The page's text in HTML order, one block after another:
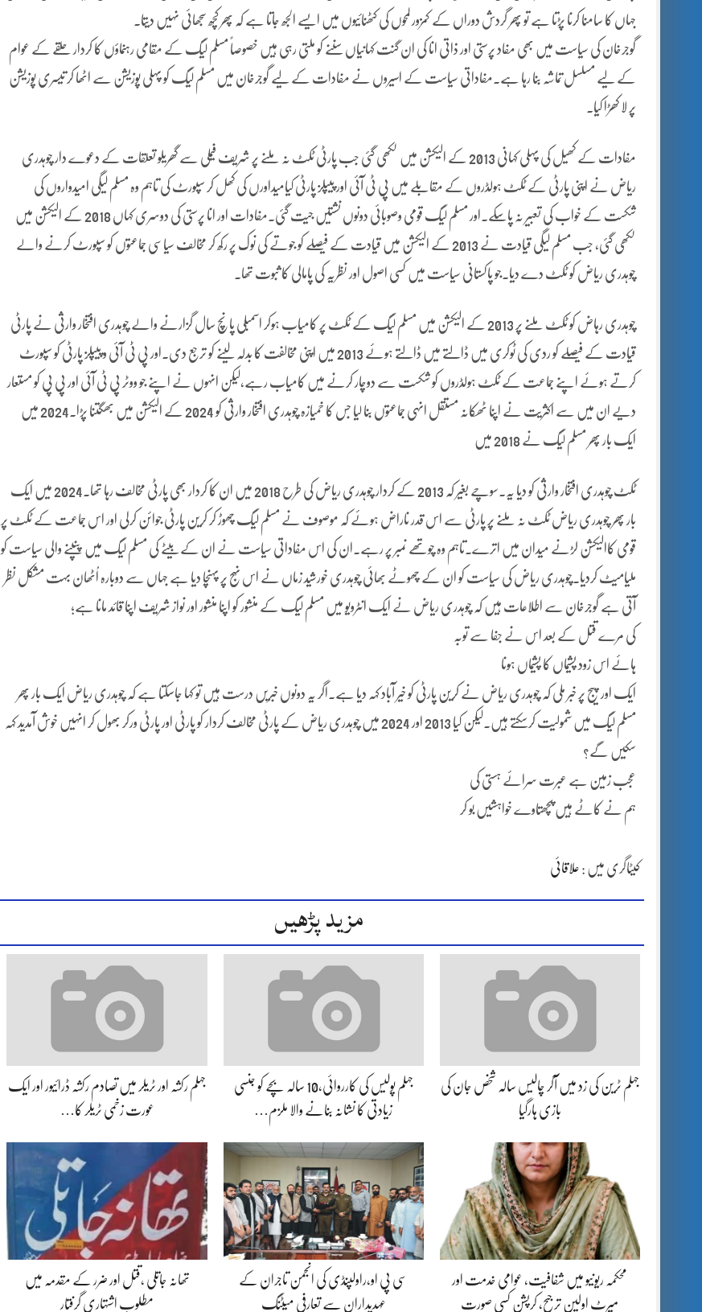
جہاں کا سامنا کرنا پڑتا ہے تو پھر گردش دوراں کے کمزور لمحوں کی کٹھنائیوں میں ایسے الجھ جاتا ہے کہ پھر کچھ سجھائی نہیں دیتا۔
گوجرخان کی سیاست میں بھی مفاد پرستی اور ذاتی انا کی ان گنت کہانیاں سننے کو ملتی رہی ہیں خصوصاً مسلم لیگ کے مقامی رہنماؤں کا کردار حلقے کے عوام
کے لیے مسلسل تماشہ بنا رہا ہے۔مفاداتی سیاست کے اسیروں نے مفادات کے لیے گوجرخان میں مسلم لیگ کو پہلی پوزیشن سے اٹھا کر تیسری پوزیشن
پر لا کھڑا کیا۔
مفادات کے کھیل کی پہلی کہانی 2013 کے الیکشن میں لکھی گئی جب پارٹی ٹکٹ نہ ملنے پر شریف فیملی سے گھریلو تعلقات کے دعوے دار چوہدری
ریاض نے اپنی پارٹی کے ٹکٹ ہولڈروں کے مقابلے میں پی ٹی آئی اور پیپلز پارٹی کیامیداورں کی کھل کر سپورٹ کی تاہم وہ مسلم لیگی امیدواروں کی
شکست کے خواب کی تعبیر نہ پاسکے۔اور مسلم لیگ قومی وصوبائی دونوں نشتیں جیت گئی۔مفادات اور انا پرستی کی دوسری کہاں 2018 کے الیکشن میں
لکھی گئی، جب مسلم لیگی قیادت نے 2013 کے الیکشن میں قیادت کے فیصلے کو جوتے کی نوک پر رکھ کر مخالف سیاسی جماعتوں کو سپورٹ کرنے والے
چوہدری ریاض کو ٹکٹ دے دیا۔جو پاکستانی سیاست میں کسی اصول اور نظریہ کی پامالی کا ثبوت تھا۔
چوہدری رہاض کو ٹکٹ ملنے پر 2013 کے الیکشن میں مسلم لیگ کے ٹکٹ پر کامیاب ہوکر اسمبلی پانچ سال گزارنے والے چوہدری افتخار وارثی نے پارٹی
قیادت کے فیصلے کو ردی کی ٹوکری میں ڈالتے میں ڈالتے ہوئے 2013 میں اپنی مخالفت کا بدلہ لینے کو ترجع دی۔اور پی ٹی آئی و پیپلز پارٹی کو سپورٹ
کرتے ہوئے اپنے جماعت کے ٹکٹ ہولڈروں کو شکست سے دوچار کرنے میں کامیاب رہے،لیکن انہوں نے اپنے جو ووٹر پی ٹی آئی اور پی پی کو مستعار
دیے ان میں سے اکثریت نے اپنا ٹھکانہ مستقل انہی جماعتوں بنا لیا جس کا خمیازہ چوہدری افتخار وارثی کو 2024 کے الیکشن میں بھگتنا پڑا۔2024 میں
ایک بار پھر مسلم لیگ نے 2018 میں
ٹکٹ چوہدری افتخار وارثی کو دیا یہ۔سوچے بغیر کہ 2013 کے کردار چوہدری ریاض کی طرح 2018 میں ان کا کردار بھی پارٹی مخالف رہا تھا۔2024 میں ایک
بار پھر چوہدری ریاض ٹکٹ نہ ملنے پر پارٹی سے اس قدر ناراض ہوئے کہ موصوف نے مسلم لیگ چھوڑ کر کرین پارٹی جوائن کرلی اور اس جماعت کے ٹکٹ پر
قومی کاالیکشن لڑنے میدان میں اترے۔تاہم وہ چوتھے نمبر پر رہے۔ان کی اس مفاداتی سیاست نے ان کے بیٹے کی مسلم لیگ میں پنپنے والی سیاست کو
ملیامیٹ کردیا۔چوہدری ریاض کی سیاست کو ان کے چھوٹے بھائی چوہدری خورشید زماں نے اس نہج پر پہنچا دیا ہے جہاں سے دوبارہ اُٹھان بہت مشکل نظر
آتی ہے گوجرخان سے اطلاعات ہیں کہ چوہدری ریاض نے ایک انٹرویو میں مسلم لیگ کے منشور کو اپنا منشور اور نواز شریف اپنا قائد مانا ہے؛
کی مرے قتل کے بعد اس نے جفا سے توبہ
ہائے اس زود پشیماں کا پشیماں ہونا
ایک اور پیج پر خبر ملی کہ چوہدری ریاض نے کرین پارٹی کو خیر آباد کہہ دیا ہے۔اگر یہ دونوں خبریں درست ہیں تو کہا جاسکتا ہے کہ چوہدری ریاض ایک بار پھر
مسلم لیگ میں شمولیت کرسکتے ہیں۔لیکن کیا 2013 اور 2024 میں چوہدری ریاض کے پارٹی مخالف کردار کو پارٹی اور پارٹی ورکر بھول کر انہیں خوش آمدید کہہ
سکیں گے؟
عجب زمین ہے عبرت سرائے ہستی کی
ہم نے کاٹے ہیں پچھتاوے خواہشیں بو کر
کیٹاگری میں : علاقائی
مزید پڑھیں
جہلم ٹرین کی زد میں آکر چالیس سالہ شخص جان کی
بازی ہارگیا
جہلم پولیس کی کارروائی،10 سالہ بچے کو جنسی
زیادتی کا نشانہ بنانے والا ملزم…
جہلم رکشہ اور ٹریلر میں تصادم رکشہ ڈرائیور اور ایک
عورت زخمی ٹریلر کا…
محکمہ ریونیو میں شفافیت، عوامی خدمت اور
میرٹ اولین ترجیح، کرپشن کسی صورت
سی پی او،راولپنڈی کی انجمن تاجران کے
عہدیداران سے تعارفی میٹنگ
تھانہ جاتلی ،قتل اور ضرر کے مقدمہ میں
مطلوب اشتہاری گرفتار